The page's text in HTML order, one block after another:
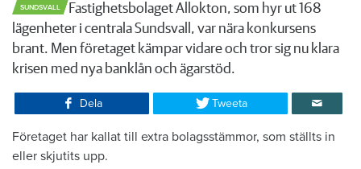
SUNDSVALL
​Fastighetsbolaget Allokton, som hyr ut 168
lägenheter i centrala Sundsvall, var nära konkursens
brant. Men företaget kämpar vidare och tror sig nu klara
krisen med nya banklån och ägarstöd.
Dela Tweeta
​Företaget har kallat till extra bolagsstämmor, som ställts in
eller skjutits upp.